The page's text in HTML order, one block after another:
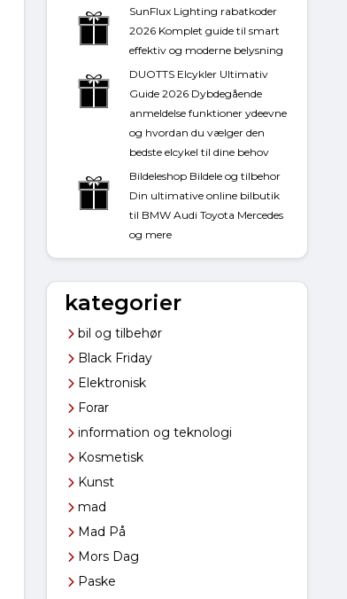
SunFlux Lighting rabatkoder
2026 Komplet guide til smart
effektiv og moderne belysning
DUOTTS Elcykler Ultimativ
Guide 2026 Dybdegående
anmeldelse funktioner ydeevne
og hvordan du vælger den
bedste elcykel til dine behov
Bildeleshop Bildele og tilbehor
Din ultimative online bilbutik
til BMW Audi Toyota Mercedes
og mere
kategorier
bil og tilbehør
Black Friday
Elektronisk
Forar
information og teknologi
Kosmetisk
Kunst
mad
Mad På
Mors Dag
Paske